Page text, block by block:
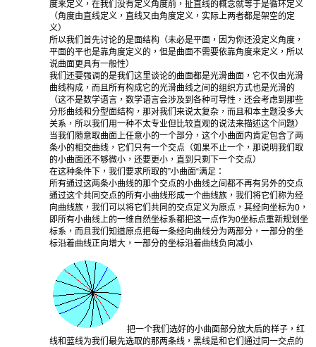
度来定义，在我们没有定义角度前，扯直线的概念就等于是循环定义
（角度由直线定义，直线又由角度定义，实际上两者都是架空的定
义）
所以我们首先讨论的是面结构（未必是平面，因为你还没定义角度，
平面的平也是靠角度定义的，但是曲面不需要依靠角度来定义，所以
说曲面更具有一般性）
我们还要强调的是我们这里谈论的曲面都是光滑曲面，它不仅由光滑
曲线构成，而且所有构成它的光滑曲线之间的组织方式也是光滑的
（这不是数学语言，数学语言会涉及到各种可导性，还会考虑到那些
分形曲线和分型面结构，那对我们来说太复杂，而且和本主题没多大
关系，所以我们用一种不太专业但比较直观的说法来描述这个问题）
当我们随意取曲面上任意小的一个部分，这个小曲面内肯定包含了两
条小的相交曲线，它们只有一个交点（如果不止一个，那说明我们取
的小曲面还不够微小，还要更小，直到只剩下一个交点）
在这种条件下，我们要求所取的”小曲面“满足：
所有通过这两条小曲线的那个交点的小曲线之间都不再有另外的交点
通过这个共同交点的所有小曲线形成一个曲线族，我们将它们称为经
向曲线族，我们可以将它们共同的交点定义为原点，其经向坐标为0，
即所有小曲线上的一维自然坐标系都把这一点作为0坐标点重新规划坐
标系，而且我们知道原点把每一条经向曲线分为两部分，一部分的坐
标沿着曲线正向增大，一部分的坐标沿着曲线负向减小
把一个我们选好的小曲面部分放大后的样子，红
线和蓝线为我们最先选取的那两条线，黑线是和它们通过同一交点的